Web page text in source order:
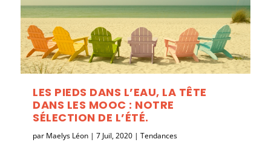
LES PIEDS DANS L’EAU, LA TÊTE
DANS LES MOOC : NOTRE
SÉLECTION DE L’ÉTÉ.
par Maelys Léon |7 Juil, 2020 |Tendances